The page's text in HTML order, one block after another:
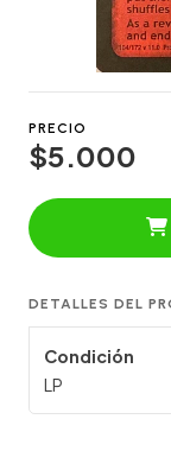
PRECIO
$5.000
DETALLES DEL
Condición
LP